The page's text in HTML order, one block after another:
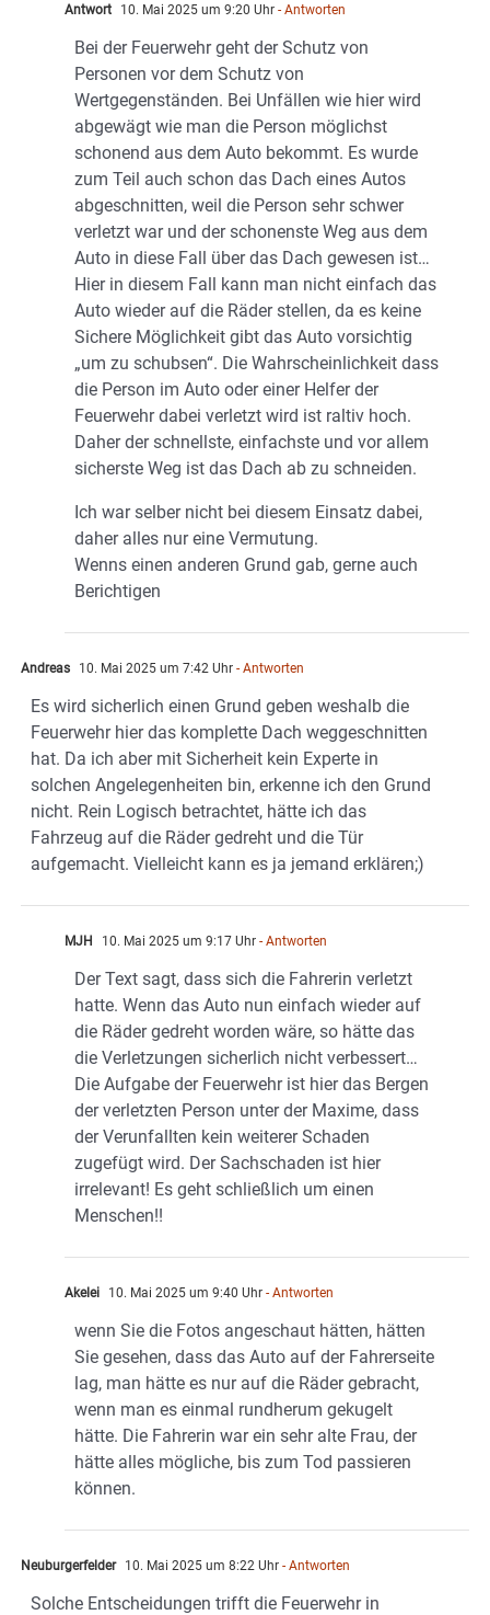
Antwort 10. Mai 2025 um 9:20 Uhr - Antworten
Bei der Feuerwehr geht der Schutz von
Personen vor dem Schutz von
Wertgegenständen. Bei Unfällen wie hier wird
abgewägt wie man die Person möglichst
schonend aus dem Auto bekommt. Es wurde
zum Teil auch schon das Dach eines Autos
abgeschnitten, weil die Person sehr schwer
verletzt war und der schonenste Weg aus dem
Auto in diese Fall über das Dach gewesen ist…
Hier in diesem Fall kann man nicht einfach das
Auto wieder auf die Räder stellen, da es keine
Sichere Möglichkeit gibt das Auto vorsichtig
„um zu schubsen“. Die Wahrscheinlichkeit dass
die Person im Auto oder einer Helfer der
Feuerwehr dabei verletzt wird ist raltiv hoch.
Daher der schnellste, einfachste und vor allem
sicherste Weg ist das Dach ab zu schneiden.
Ich war selber nicht bei diesem Einsatz dabei,
daher alles nur eine Vermutung.
Wenns einen anderen Grund gab, gerne auch
Berichtigen
Andreas 10. Mai 2025 um 7:42 Uhr - Antworten
Es wird sicherlich einen Grund geben weshalb die
Feuerwehr hier das komplette Dach weggeschnitten
hat. Da ich aber mit Sicherheit kein Experte in
solchen Angelegenheiten bin, erkenne ich den Grund
nicht. Rein Logisch betrachtet, hätte ich das
Fahrzeug auf die Räder gedreht und die Tür
aufgemacht. Vielleicht kann es ja jemand erklären;)
MJH 10. Mai 2025 um 9:17 Uhr - Antworten
Der Text sagt, dass sich die Fahrerin verletzt
hatte. Wenn das Auto nun einfach wieder auf
die Räder gedreht worden wäre, so hätte das
die Verletzungen sicherlich nicht verbessert…
Die Aufgabe der Feuerwehr ist hier das Bergen
der verletzten Person unter der Maxime, dass
der Verunfallten kein weiterer Schaden
zugefügt wird. Der Sachschaden ist hier
irrelevant! Es geht schließlich um einen
Menschen!!
Akelei 10. Mai 2025 um 9:40 Uhr - Antworten
wenn Sie die Fotos angeschaut hätten, hätten
Sie gesehen, dass das Auto auf der Fahrerseite
lag, man hätte es nur auf die Räder gebracht,
wenn man es einmal rundherum gekugelt
hätte. Die Fahrerin war ein sehr alte Frau, der
hätte alles mögliche, bis zum Tod passieren
können.
Neuburgerfelder 10. Mai 2025 um 8:22 Uhr - Antworten
Solche Entscheidungen trifft die Feuerwehr in